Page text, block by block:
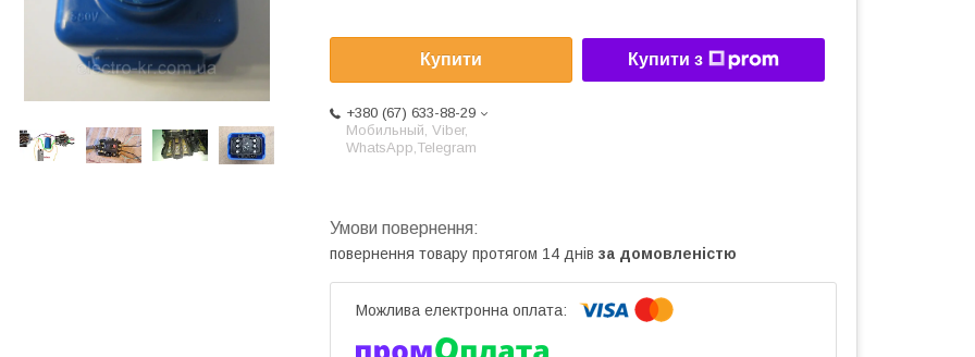
Купити Купити з
+380 (67) 633-88-29
Мобильный, Viber,
WhatsApp,Telegram
повернення товару протягом 14 днів за домовленістю